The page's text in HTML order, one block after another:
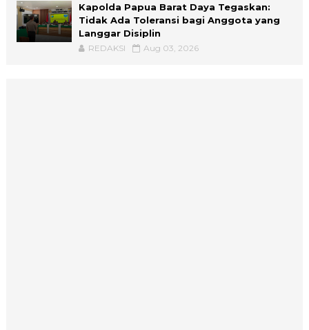
Kapolda Papua Barat Daya Tegaskan:
Tidak Ada Toleransi bagi Anggota yang
Langgar Disiplin
REDAKSI Aug 03, 2026